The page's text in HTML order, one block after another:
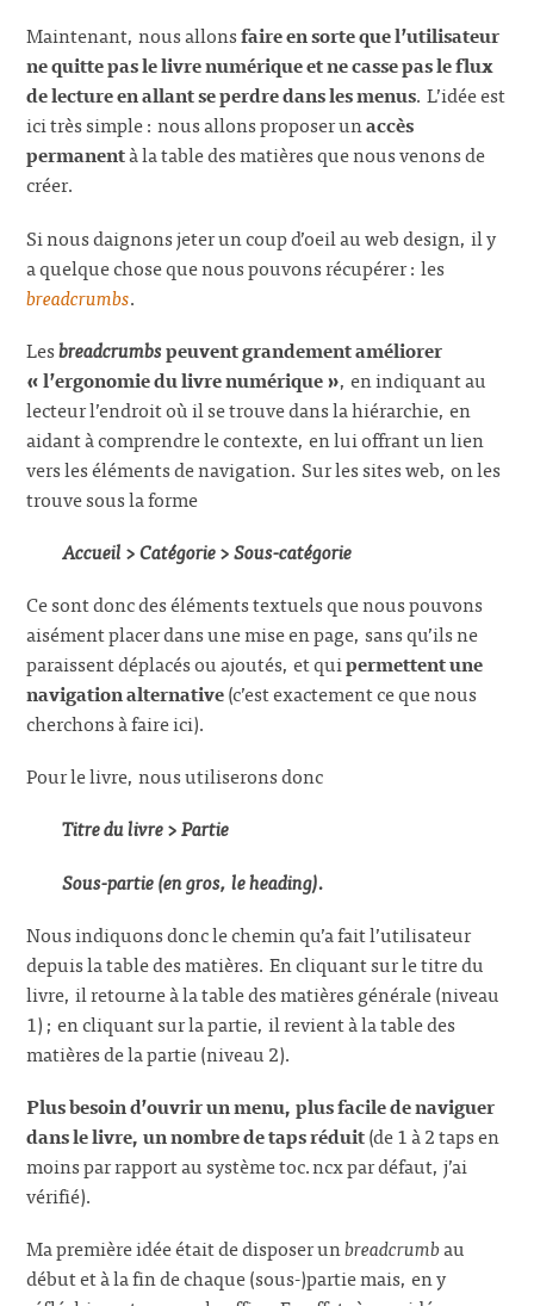
Maintenant, nous allonsfaire en sorte que l’utilisateur
ne quitte pas le livre numérique et ne casse pas le flux
de lecture en allant se perdre dans les menus. L’idée est
ici très simple : nous allons proposer unaccès
permanentà la table des matières que nous venons de
créer.
Si nous daignons jeter un coup d’oeil au web design, il y
a quelque chose que nous pouvons récupérer : les
breadcrumbs.
Lesbreadcrumbspeuvent grandement améliorer
« l’ergonomie du livre numérique », en indiquant au
lecteur l’endroit où il se trouve dans la hiérarchie, en
aidant à comprendre le contexte, en lui offrant un lien
vers les éléments de navigation. Sur les sites web, on les
trouve sous la forme
Accueil > Catégorie > Sous-catégorie
Ce sont donc des éléments textuels que nous pouvons
aisément placer dans une mise en page, sans qu’ils ne
paraissent déplacés ou ajoutés, et quipermettent une
navigation alternative(c’est exactement ce que nous
cherchons à faire ici).
Pour le livre, nous utiliserons donc
Titre du livre > Partie
Sous-partie (en gros, le heading).
Nous indiquons donc le chemin qu’a fait l’utilisateur
depuis la table des matières. En cliquant sur le titre du
livre, il retourne à la table des matières générale (niveau
1) ; en cliquant sur la partie, il revient à la table des
matières de la partie (niveau 2).
Plus besoin d’ouvrir un menu, plus facile de naviguer
dans le livre, un nombre de taps réduit(de 1 à 2 taps en
moins par rapport au système toc.ncx par défaut, j’ai
vérifié).
Ma première idée était de disposer unbreadcrumbau
début et à la fin de chaque (sous-)partie mais, en y